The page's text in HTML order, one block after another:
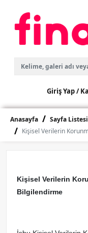
Giriş Yap /
Anasayfa Sayfa Listesi
Kişisel Verilerin
Kişisel Verilerin
Bilgilendirme